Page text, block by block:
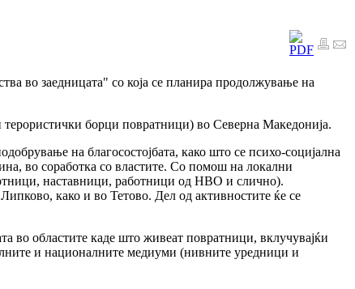
во заедницата" со која се планира продолжување на
терористички борци повратници) во Северна Македонија.
на благосостојбата, како што се психо-социјална
во соработка со властите. Со помош на локални
наставници, работници од НВО и слично).
како и во Тетово. Дел од активностите ќе се
во областите каде што живеат повратници, вклучувајќи
и националните медиуми (нивните уредници и